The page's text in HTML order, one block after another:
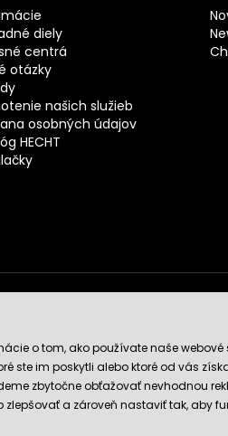
diely
centrá
otázky
našich služieb
osobných údajov
HECHT
obchod
o tom, ako používate naše webové
im poskytli alebo ktoré od vás
zbytočne obťažovať nevhodnou
a zároveň nastaviť tak, aby